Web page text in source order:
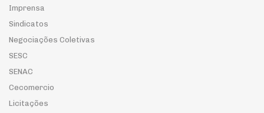
Imprensa
Sindicatos
Negociações Coletivas
SESC
SENAC
Cecomercio
Licitações